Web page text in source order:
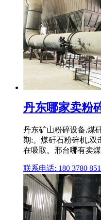
丹东哪家卖粉
丹东矿山粉碎设备,煤
期:。煤矸石粉碎机,双
在吸取。邢台哪有卖
联系电话: 180 3780